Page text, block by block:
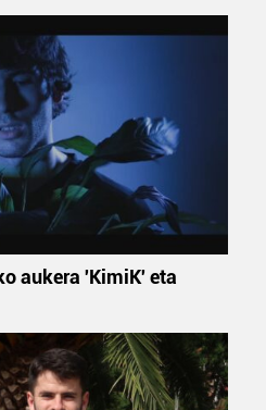
baimenik eskatzen, eta beren
babesten dira. Ikusi gure
ustez zein helburutarako
horren aurka nola egin
eta ezarri zure lehentasunak
eta hirugarrenen cookie-
aukera 'KimiK' eta